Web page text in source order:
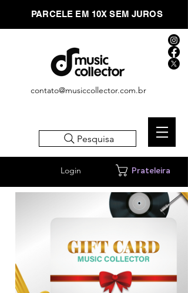
contato@musiccollector.com.br
Pesquisa
PARCELE EM 10X SEM JUROS
Login Prateleira